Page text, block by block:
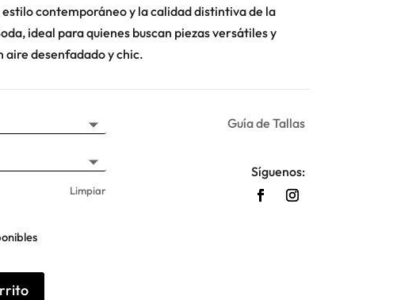
contemporáneo y la calidad distintiva de la
ideal para quienes buscan piezas versátiles y
aire desenfadado y chic.
Limpiar
Guía de Tallas
Síguenos: